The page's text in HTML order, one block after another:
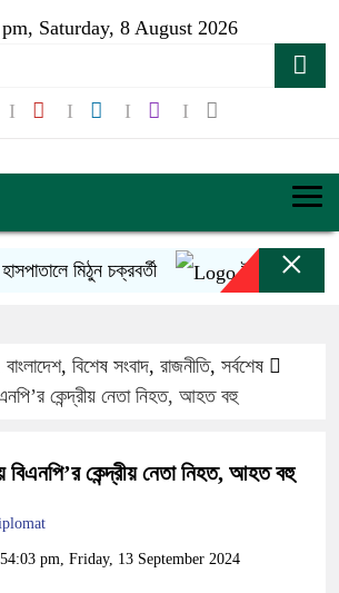
Saturday, 8 August 2026
মিঠুন চক্রবর্তী ইনফান্তিনোর×
বাংলাদেশ, বিশেষ সংবাদ, রাজনীতি, সর্বশেষ
কেন্দ্রীয় নেতা নিহত, আহত বহু
বিএনপি’র কেন্দ্রীয় নেতা নিহত, আহত বহু
pm, Friday, 13 September 2024